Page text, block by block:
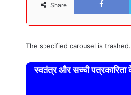
Share
The specified carousel is trashed.
स्वतंत्र और सच्ची